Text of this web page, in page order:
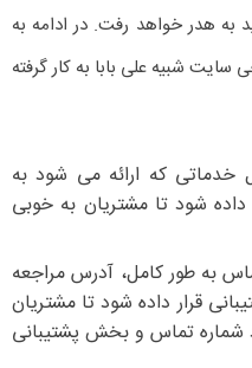
به هدر خواهد رفت. در ادامه به
شبیه علی بابا به کار گرفته
خدماتی که ارائه می شود به
شود تا مشتریان به خوبی
به طور کامل، آدرس مراجعه
قرار داده شود تا مشتریان
شماره تماس و بخش پشتیبانی